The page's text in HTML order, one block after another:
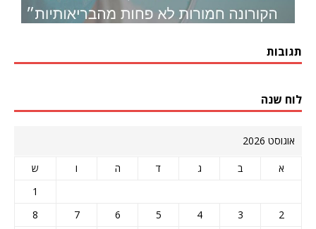
תגובות
לוח שנה
אוגוסט 2026
א ב ג ד ה ו
ש
1
2
3
4
5
6
7
8